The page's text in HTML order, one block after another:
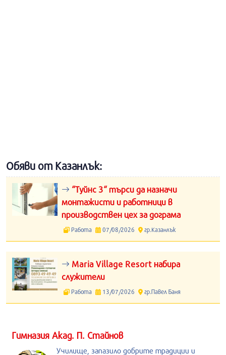
Обяви от Казанлък:
“Туйнс 3“ търси да назначи
монтажисти и работници в
производствен цех за дограма
Работа 07/08/2026 гр.Казанлък
Maria Village Resort набира
служители
Работа 13/07/2026 гр.Павел Баня
Гимназия Акад. П. Стайнов
Училище, запазило добрите традиции и